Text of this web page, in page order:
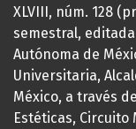
XLVIII, núm. 128
semestral,
Autónoma de
Universitaria,
México, a través
Estéticas, Circuito